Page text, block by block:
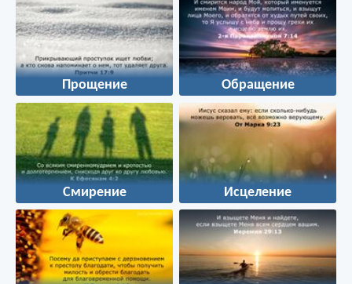
Прощение Обращение
Смирение Исцеление